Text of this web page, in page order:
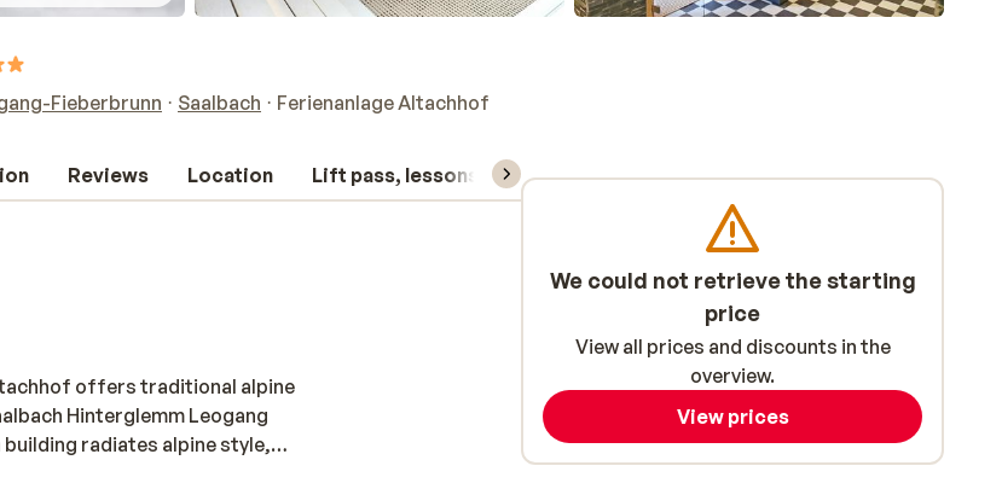
Fieberbrunn Saalbach Ferienanlage Altachhof
Reviews Location Lift pass, lessons, & rental
offers traditional alpine
Hinterglemm Leogang
building radiates alpine style,
of the snowy peaks. Rooms
We could not retrieve the starting
price
View all prices and discounts in the
overview.
View prices